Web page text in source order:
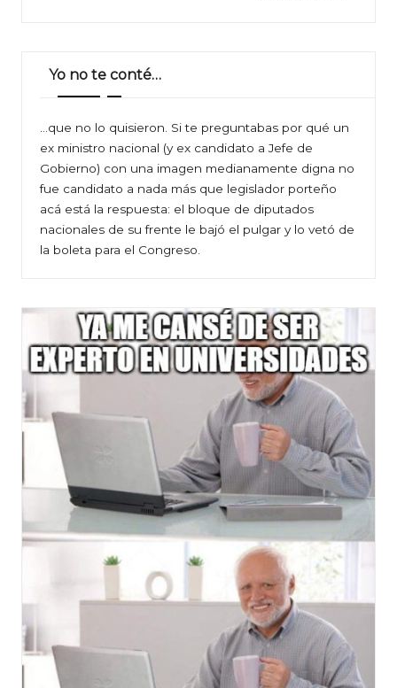
Yo no te conté…
…que no lo quisieron. Si te preguntabas por qué un
ex ministro nacional (y ex candidato a Jefe de
Gobierno) con una imagen medianamente digna no
fue candidato a nada más que legislador porteño
acá está la respuesta: el bloque de diputados
nacionales de su frente le bajó el pulgar y lo vetó de
la boleta para el Congreso.